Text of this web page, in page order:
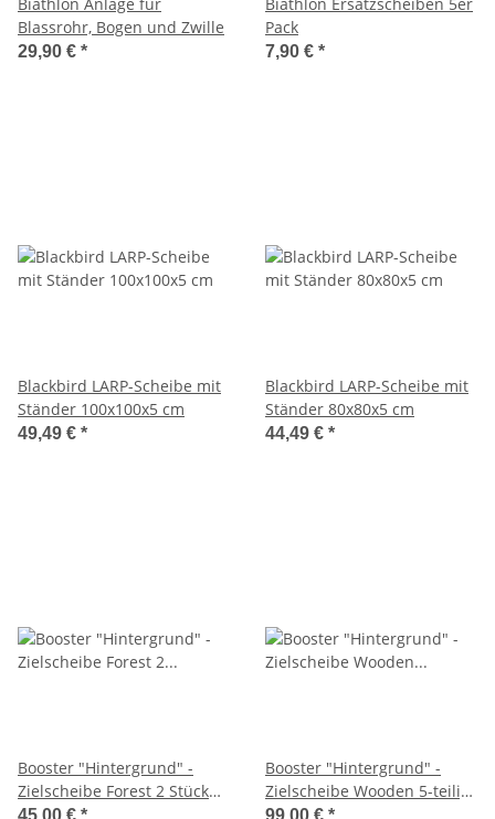
Blassrohr, Bogen und Zwille
29,90 € *
Pack
7,90 € *
Blackbird LARP-Scheibe mit
Ständer 100x100x5 cm
49,49 € *
Blackbird LARP-Scheibe mit
Ständer 80x80x5 cm
44,49 € *
Booster "Hintergrund" -
Zielscheibe Forest 2 Stück
40x60x11cm
45,00 € *
Booster "Hintergrund" -
Zielscheibe Wooden 5-teilig
120x80x11cm
99,00 € *